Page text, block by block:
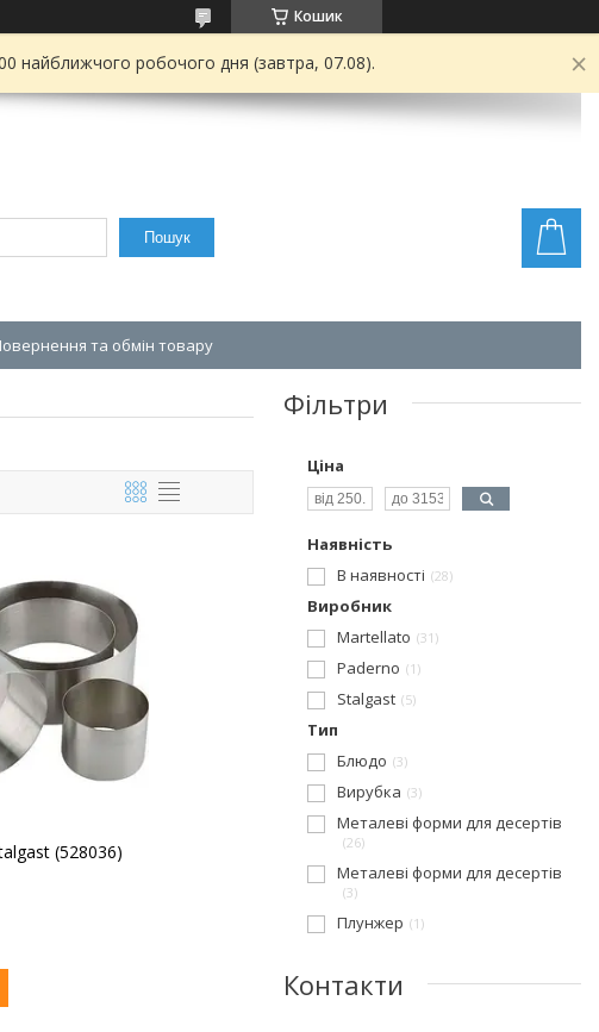
Кошик
найближчого робочого дня (завтра, 07.08).
Пошук
та обмін товару
(528036)
Фільтри
Ціна
Наявність
В наявності
28
Виробник
Martellato
31
Paderno 1
Stalgast 5
Тип
Блюдо
3
Вирубка 3
Металеві форми для десертів
26
Металеві форми для десертів
3
Плунжер 1
Контакти